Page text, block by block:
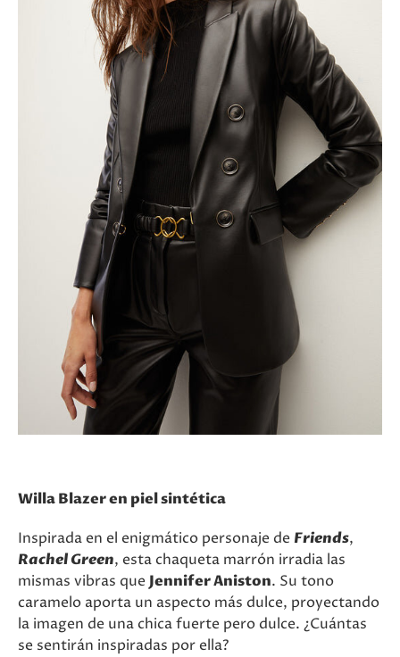
Willa Blazer en piel sintética
Inspirada en el enigmático personaje de Friends,
Rachel Green, esta chaqueta marrón irradia las
mismas vibras que Jennifer Aniston. Su tono
caramelo aporta un aspecto más dulce, proyectando
la imagen de una chica fuerte pero dulce. ¿Cuántas
se sentirán inspiradas por ella?